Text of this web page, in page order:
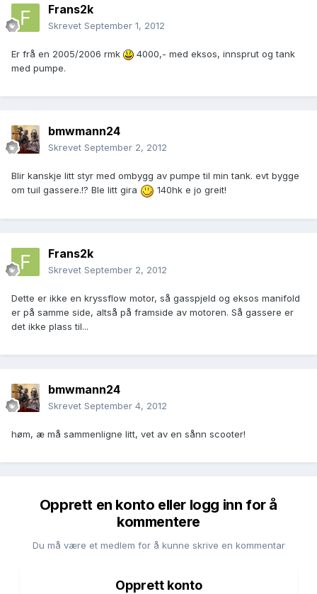
Frans2k
Skrevet September 1, 2012
Er frå en 2005/2006 rmk
4000,- med eksos, innsprut og tank
med pumpe.
bmwmann24
Skrevet September 2, 2012
Blir kanskje litt styr med ombygg av pumpe til min tank. evt bygge
om tuil gassere.!? Ble litt gira
140hk e jo greit!
Frans2k
Skrevet September 2, 2012
Dette er ikke en kryssflow motor, så gasspjeld og eksos manifold
er på samme side, altså på framside av motoren. Så gassere er
det ikke plass til...
bmwmann24
Skrevet September 4, 2012
høm, æ må sammenligne litt, vet av en sånn scooter!
Opprett en konto eller logg inn for å
kommentere
Du må være et medlem for å kunne skrive en kommentar
Opprett konto